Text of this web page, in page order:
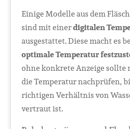
Einige Modelle aus dem
sind mit einerdigitalen
ausgestattet. Diese macht es
optimale Temperatur
ohne konkrete Anzeige sollte
die Temperatur nachprüfen,
richtigen Verhältnis von
vertraut ist.